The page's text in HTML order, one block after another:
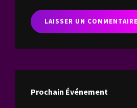
Prochain Événement